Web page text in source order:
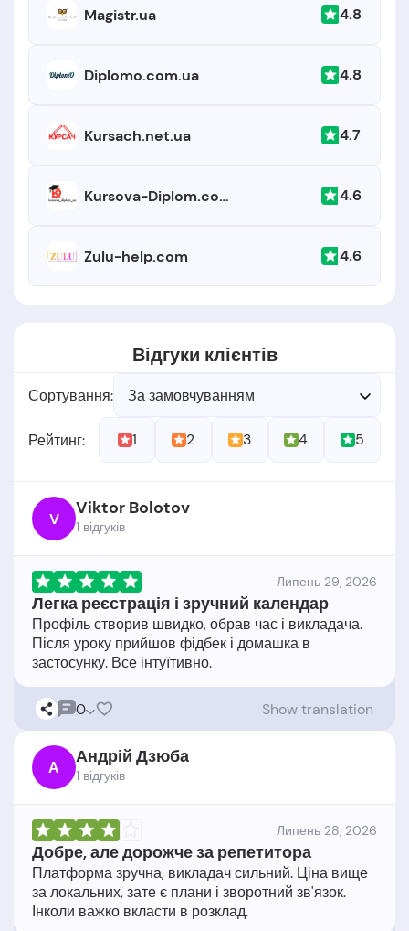
Magistr.ua 4.8
Diplomo.com.ua 4.8
Kursach.net.ua 4.7
Kursova-Diplom.com.ua 4.6
Zulu-help.com 4.6
Відгуки клієнтів
Сортування: За замовчуванням
Рейтинг: 1 2 3 4 5
V Viktor Bolotov
1 відгукiв
Липень 29, 2026
Легка реєстрація і зручний календар
Профіль створив швидко, обрав час і викладача.
Після уроку прийшов фідбек і домашка в
0 Show translation
А Андрій Дзюба
1 відгукiв
Липень 28, 2026
Добре, але дорожче за репетитора
Платформа зручна, викладач сильний. Ціна вище
за локальних, зате є плани і зворотний зв'язок.